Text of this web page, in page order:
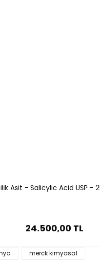
Asit - Salicylic Acid USP -
24.500,00 TL
merck kimyasal